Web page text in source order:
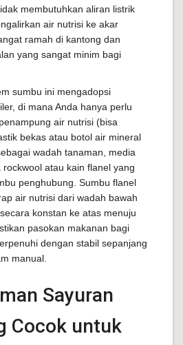
membutuhkan aliran listrik
air nutrisi ke akar
ramah di kantong dan
yang sangat minim bagi
sumbu ini mengadopsi
di mana Anda hanya perlu
air nutrisi (bisa
bekas atau botol air mineral
wadah tanaman, media
atau kain flanel yang
penghubung. Sumbu flanel
air nutrisi dari wadah bawah
konstan ke atas menuju
pasokan makanan bagi
dengan stabil sepanjang
manual.
Sayuran
Cocok untuk